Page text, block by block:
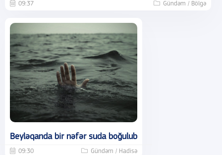
09:37 Gündəm / Bölgə
Beyləqanda bir nəfər suda boğulub
09:30 Gündəm / Hadisə